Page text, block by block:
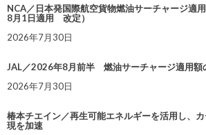
NCA／日本発国際航空貨物燃油サーチャージ適
8月1日適用 改定）
2026年7月30日
JAL／2026年8月前半 燃油サーチャージ適用額
2026年7月30日
椿本チエイン／再生可能エネルギーを活用し、
現を加速